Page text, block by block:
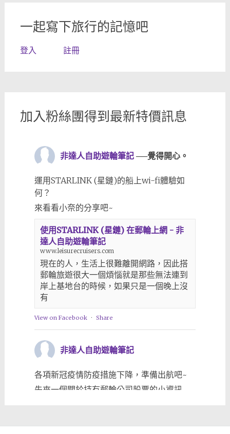
一起寫下旅行的記憶吧
登入 註冊
加入粉絲團得到最新特價訊息
非達人自助遊輪筆記 ──覺得開心。
運用STARLINK (星鏈)的船上wi-fi體驗如
何？
來看看小奈的分享吧~
使用STARLINK (星鏈) 在郵輪上網 - 非
達人自助遊輪筆記
www.leisurecruisers.com
現在的人，生活上很難離開網路，因此搭
郵輪旅遊很大一個煩惱就是那些無法連到
岸上基地台的時候，如果只是一個晚上沒
有
View on Facebook · Share
非達人自助遊輪筆記
各項新冠疫情防疫措施下降，準備出航吧~
先來一個關於持有郵輪公司股票的小資訊